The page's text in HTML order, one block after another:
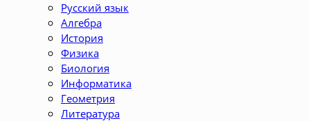
Русский язык
Алгебра
История
Физика
Биология
Информатика
Геометрия
Литература